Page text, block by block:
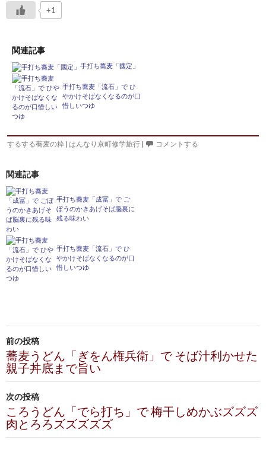
+1
関連記事
手打ち蕎麦「國定」
手打ち蕎麦「流石」で ひ
やかけそばなくなるのが口
惜しいつゆ
するする蕎麦の粋 | はんなり京町修学旅行 | コメントする
関連記事
手打ち蕎麦「成冨」で ご
ぼうのかきあげそば脳裏に
残る味わい
手打ち蕎麦「流石」で ひ
やかけそばなくなるのが口
惜しいつゆ
投
稿
ナ
ビ
ゲ
ー
前の投稿
蕎麦うどん「ぎをん権兵衛」で そば汁利かせた
親子丼底まで旨い
次の投稿
ころうどん「でら打ち」で 梅干しめかぶズズズ
肉とろろズズズズズ